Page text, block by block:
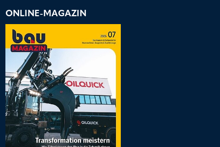
ONLINE-MAGAZIN